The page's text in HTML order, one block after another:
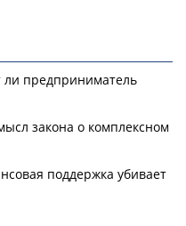
ли предприниматель
закона о комплексном
поддержка убивает